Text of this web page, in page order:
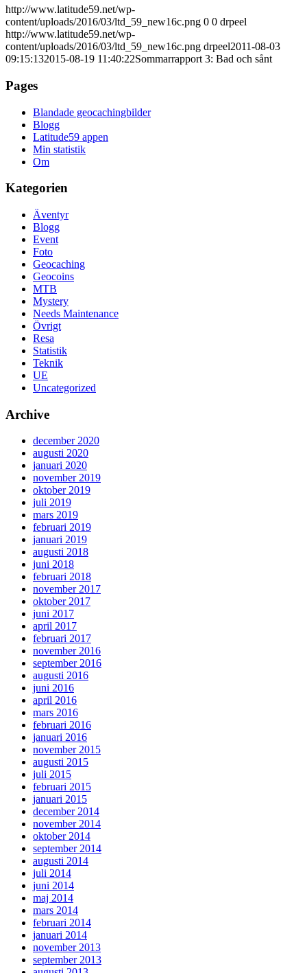
http://www.latitude59.net/wp-
content/uploads/2016/03/ltd_59_new16c.png 0 0 drpeel
http://www.latitude59.net/wp-
content/uploads/2016/03/ltd_59_new16c.png drpeel2011-08-03
09:15:132015-08-19 11:40:22Sommarrapport 3: Bad och sånt
Pages
Blandade geocachingbilder
Blogg
Latitude59 appen
Min statistik
Om
Kategorien
Äventyr
Blogg
Event
Foto
Geocaching
Geocoins
MTB
Mystery
Needs Maintenance
Övrigt
Resa
Statistik
Teknik
UE
Uncategorized
Archive
december 2020
augusti 2020
januari 2020
november 2019
oktober 2019
juli 2019
mars 2019
februari 2019
januari 2019
augusti 2018
juni 2018
februari 2018
november 2017
oktober 2017
juni 2017
april 2017
februari 2017
november 2016
september 2016
augusti 2016
juni 2016
april 2016
mars 2016
februari 2016
januari 2016
november 2015
augusti 2015
juli 2015
februari 2015
januari 2015
december 2014
november 2014
oktober 2014
september 2014
augusti 2014
juli 2014
juni 2014
maj 2014
mars 2014
februari 2014
januari 2014
november 2013
september 2013